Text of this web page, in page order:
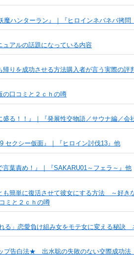
魔ハンターラン』｜『ヒロインネバネバ拷
アルの話題になっている内容
りを成功させる方法購入者が言う実際の評
口コミと２ｃｈの噂
盛る！！』｜『発展性交物語／サウナ編／会
セクシー仮面』｜『ヒロイン討伐13』他
言葉責め！』｜『SAKARU01～フェラ～』他
も簡単に復活させて彼女にする方法 ～好き
ミと２ｃｈの噂
る」恋愛負け組み女をモテ女に変える秘訣
プ告白法★ 出水聡の失敗のない交際成功法